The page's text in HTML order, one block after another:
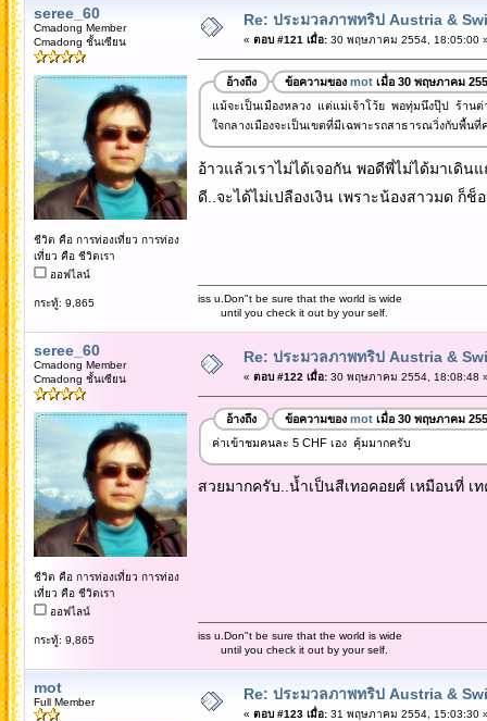
seree_60
Cmadong Member
Cmadong ชั้นเซียน
ชีวิต คือ การท่องเที่ยว การท่อง
เที่ยว คือ ชีวิตเรา
ออฟไลน์
กระทู้: 9,865
Re: ประมวลภาพทริป Austria &
« ตอบ #121 เมื่อ:30 พฤษภาคม 2554, 18:05:00
อ้างถึง ข้อความของ motเมื่อ 30 พฤษภาคม
แม้จะเป็นเมืองหลวง แต่แม่เจ้าโว้ย พอทุ่มนึงปุ๊ป ร้านต่า
ใจกลางเมืองจะเป็นเขตที่มีเฉพาะรถสาธารณวิ่งกับพื้นที่
อ้าวแล้วเราไม่ได้เจอกัน พอดีพี่ไม่ได้มาเดิ
ดี..จะได้ไม่เปลืองเงิน เพราะน้องสาวมด ก็
iss u.Don"t be sure that the world is wide
until you check it out by your self.
seree_60
Cmadong Member
Cmadong ชั้นเซียน
ชีวิต คือ การท่องเที่ยว การท่อง
เที่ยว คือ ชีวิตเรา
ออฟไลน์
กระทู้: 9,865
Re: ประมวลภาพทริป Austria &
« ตอบ #122 เมื่อ:30 พฤษภาคม 2554, 18:08:48
อ้างถึง ข้อความของ motเมื่อ 30 พฤษภาคม
ค่าเข้าชมคนละ 5 CHF เอง คุ้มมากครับ
สวยมากครับ..น้ำเป็นสีเทอคอยศ์ เหมือนที่
iss u.Don"t be sure that the world is wide
until you check it out by your self.
mot
Full Member Re: ประมวลภาพทริป Austria &
« ตอบ #123 เมื่อ:31 พฤษภาคม 2554, 15:03:30